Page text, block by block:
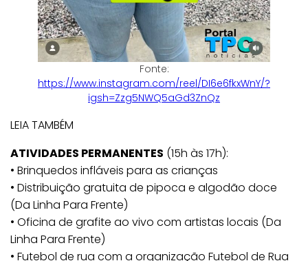
Fonte:
https://www.instagram.com/reel/DI6e6fkxWnY/?
igsh=Zzg5NWQ5aGd3ZnQz
LEIA TAMBÉM
ATIVIDADES PERMANENTES (15h às 17h):
• Brinquedos infláveis para as crianças
• Distribuição gratuita de pipoca e algodão doce
(Da Linha Para Frente)
• Oficina de grafite ao vivo com artistas locais (Da
Linha Para Frente)
• Futebol de rua com a organização Futebol de Rua